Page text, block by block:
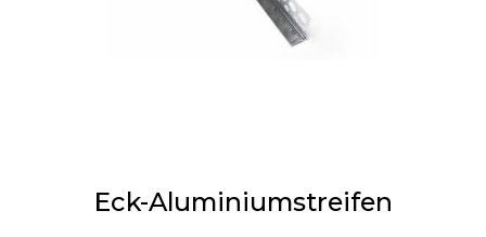
Eck-Aluminiumstreifen